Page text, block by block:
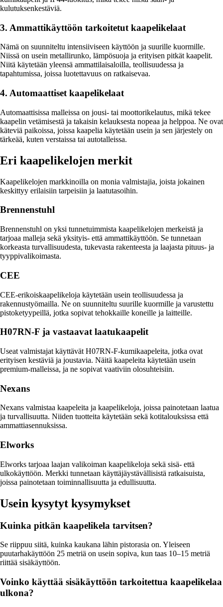
kulutuksenkestäviä.
3. Ammattikäyttöön tarkoitetut kaapelikelaat
Nämä on suunniteltu intensiiviseen käyttöön ja suurille kuormille.
Niissä on usein metallirunko, lämpösuoja ja erityisen pitkät kaapelit.
Niitä käytetään yleensä ammattilaisaloilla, teollisuudessa ja
tapahtumissa, joissa luotettavuus on ratkaisevaa.
4. Automaattiset kaapelikelaat
Automaattisissa malleissa on jousi- tai moottorikelautus, mikä tekee
kaapelin vetämisestä ja takaisin kelauksesta nopeaa ja helppoa. Ne ovat
käteviä paikoissa, joissa kaapelia käytetään usein ja sen järjestely on
tärkeää, kuten verstaissa tai autotalleissa.
Eri kaapelikelojen merkit
Kaapelikelojen markkinoilla on monia valmistajia, joista jokainen
keskittyy erilaisiin tarpeisiin ja laatutasoihin.
Brennenstuhl
Brennenstuhl on yksi tunnetuimmista kaapelikelojen merkeistä ja
tarjoaa malleja sekä yksityis- että ammattikäyttöön. Se tunnetaan
korkeasta turvallisuudesta, tukevasta rakenteesta ja laajasta pituus- ja
tyyppivalikoimasta.
CEE
CEE-erikoiskaapelikeloja käytetään usein teollisuudessa ja
rakennustyömailla. Ne on suunniteltu suurille kuormille ja varustettu
pistoketyypeillä, jotka sopivat tehokkaille koneille ja laitteille.
H07RN-F ja vastaavat laatukaapelit
Useat valmistajat käyttävät H07RN-F-kumikaapeleita, jotka ovat
erityisen kestäviä ja joustavia. Näitä kaapeleita käytetään usein
premium-malleissa, ja ne sopivat vaativiin olosuhteisiin.
Nexans
Nexans valmistaa kaapeleita ja kaapelikeloja, joissa painotetaan laatua
ja turvallisuutta. Niiden tuotteita käytetään sekä kotitalouksissa että
ammattiasennuksissa.
Elworks
Elworks tarjoaa laajan valikoiman kaapelikeloja sekä sisä- että
ulkokäyttöön. Merkki tunnetaan käyttäjäystävällisistä ratkaisuista,
joissa painotetaan toiminnallisuutta ja edullisuutta.
Usein kysytyt kysymykset
Kuinka pitkän kaapelikela tarvitsen?
Se riippuu siitä, kuinka kaukana lähin pistorasia on. Yleiseen
puutarhakäyttöön 25 metriä on usein sopiva, kun taas 10–15 metriä
riittää sisäkäyttöön.
Voinko käyttää sisäkäyttöön tarkoitettua kaapelikelaa
ulkona?